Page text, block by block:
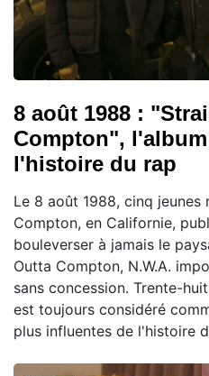
8 août 1988 :
Compton",
l'histoire du rap
Le 8 août 1988, cinq
Compton, en Californie,
bouleverser à jamais le
Outta Compton, N.W.A.
sans concession. Trente-
est toujours considéré
plus influentes de l'histoire